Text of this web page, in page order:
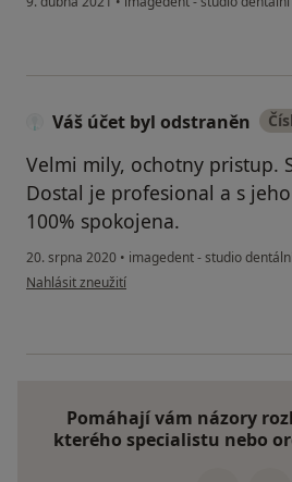
Váš účet byl odstraněn
Velmi mily, ochotny pristup.
Dostal je profesional a s
100% spokojena.
20. srpna 2020 • imagedent - studio
podle názoru uživatele Váš účet byl
Nahlásit zneužití
Pomáhají vám názory
kterého specialistu nebo